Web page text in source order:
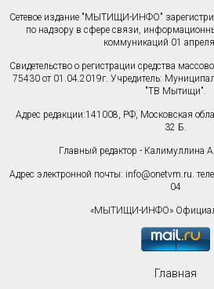
Сетевое издание "МЫТИЩИ-ИНФО"
по надзору в сфере связи,
коммуникаций 01
Свидетельство о регистрации средства
75430 от 01.04.2019г. Учредитель:
"ТВ Мытищи".
Адрес редакции:141008, РФ, Московская
32 Б.
Главный редактор - Калимуллина
Адрес электронной почты: info@onetvm.ru.
04
«МЫТИЩИ-ИНФО»
Главная